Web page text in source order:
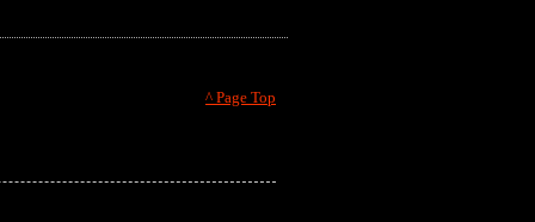
^ Page Top